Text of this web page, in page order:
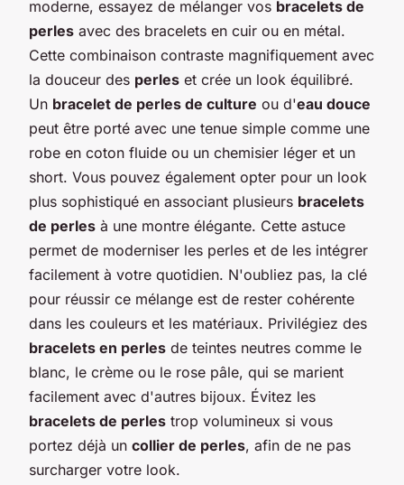
moderne, essayez de mélanger vos bracelets de
perles avec des bracelets en cuir ou en métal.
Cette combinaison contraste magnifiquement avec
la douceur des perles et crée un look équilibré.
Un bracelet de perles de culture ou d'eau douce
peut être porté avec une tenue simple comme une
robe en coton fluide ou un chemisier léger et un
short. Vous pouvez également opter pour un look
plus sophistiqué en associant plusieurs bracelets
de perles à une montre élégante. Cette astuce
permet de moderniser les perles et de les intégrer
facilement à votre quotidien. N'oubliez pas, la clé
pour réussir ce mélange est de rester cohérente
dans les couleurs et les matériaux. Privilégiez des
bracelets en perles de teintes neutres comme le
blanc, le crème ou le rose pâle, qui se marient
facilement avec d'autres bijoux. Évitez les
bracelets de perles trop volumineux si vous
portez déjà un collier de perles, afin de ne pas
surcharger votre look.